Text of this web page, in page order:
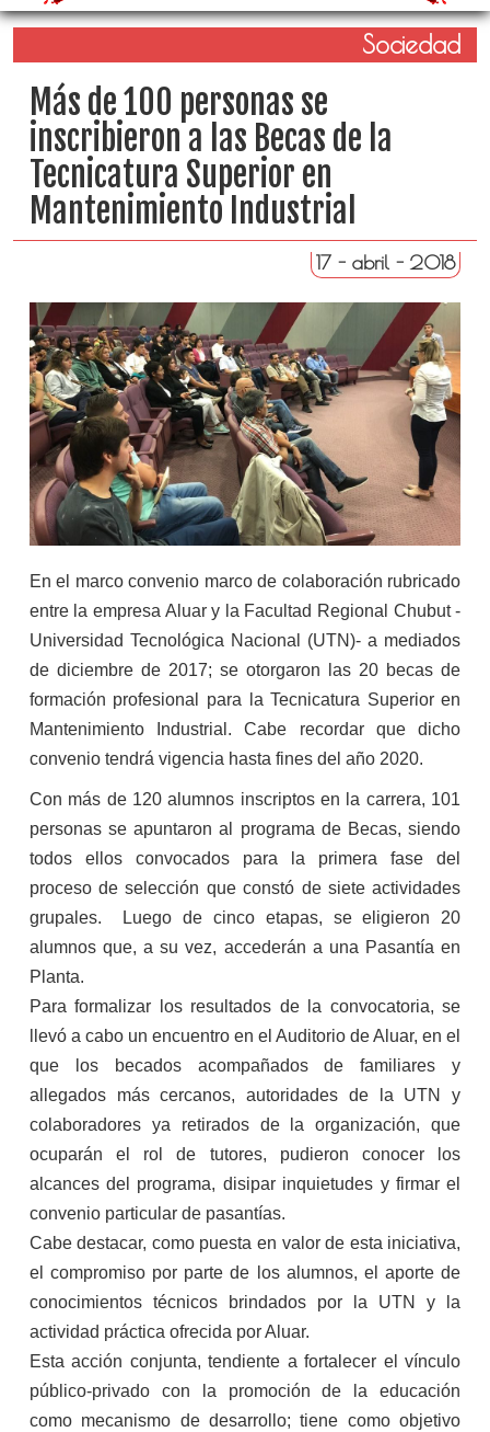
Sociedad
Más de 100 personas se
inscribieron a las Becas de la
Tecnicatura Superior en
Mantenimiento Industrial
17 - abril - 2018
En el marco convenio marco de colaboración rubricado
entre la empresa Aluar y la Facultad Regional Chubut -
Universidad Tecnológica Nacional (UTN)- a mediados
de diciembre de 2017; se otorgaron las 20 becas de
formación profesional para la Tecnicatura Superior en
Mantenimiento Industrial. Cabe recordar que dicho
convenio tendrá vigencia hasta fines del año 2020.
Con más de 120 alumnos inscriptos en la carrera, 101
personas se apuntaron al programa de Becas, siendo
todos ellos convocados para la primera fase del
proceso de selección que constó de siete actividades
grupales. Luego de cinco etapas, se eligieron 20
alumnos que, a su vez, accederán a una Pasantía en
Planta.
Para formalizar los resultados de la convocatoria, se
llevó a cabo un encuentro en el Auditorio de Aluar, en el
que los becados acompañados de familiares y
allegados más cercanos, autoridades de la UTN y
colaboradores ya retirados de la organización, que
ocuparán el rol de tutores, pudieron conocer los
alcances del programa, disipar inquietudes y firmar el
convenio particular de pasantías.
Cabe destacar, como puesta en valor de esta iniciativa,
el compromiso por parte de los alumnos, el aporte de
conocimientos técnicos brindados por la UTN y la
actividad práctica ofrecida por Aluar.
Esta acción conjunta, tendiente a fortalecer el vínculo
público-privado con la promoción de la educación
como mecanismo de desarrollo; tiene como objetivo